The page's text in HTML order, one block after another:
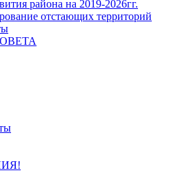
района на 2019-2026гг.
отстающих территорий